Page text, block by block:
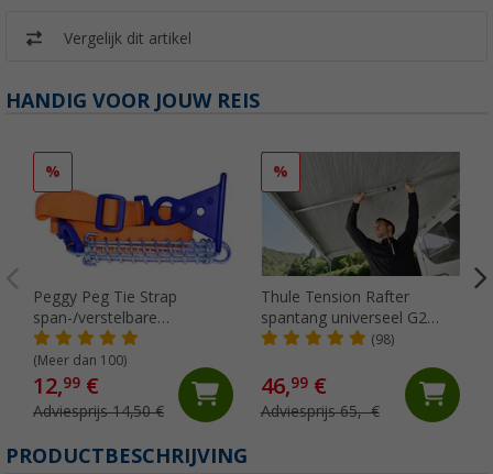
Vergelijk dit artikel
HANDIG VOOR JOUW REIS
%
Peggy Peg Tie Strap
span-/verstelbare
markeerriem
(Meer dan 100)
12,99 €
Adviesprijs 14,50 €
%
Thule Tension Rafter
spantang universeel G2
voor Omnistor
cm
(98)
46,99€
Adviesprijs 65,- €
PRODUCTBESCHRIJVING